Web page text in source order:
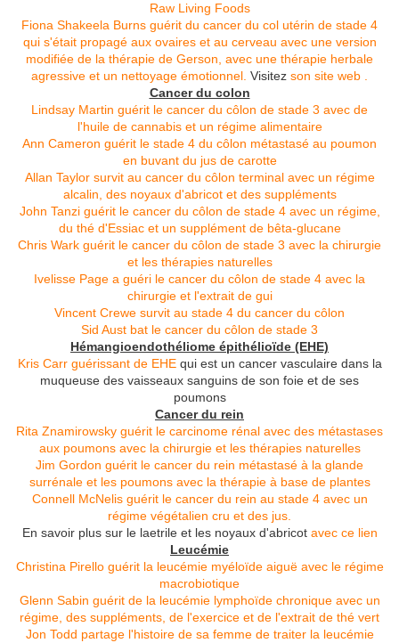
Raw Living Foods
Fiona Shakeela Burns guérit du cancer du col utérin de stade 4
qui s'était propagé aux ovaires et au cerveau avec une version
modifiée de la thérapie de Gerson, avec une thérapie herbale
agressive et un nettoyage émotionnel. Visitez son site web
Cancer du colon
Lindsay Martin guérit le cancer du côlon de stade 3 avec de
l'huile de cannabis et un régime alimentaire
Ann Cameron guérit le stade 4 du côlon métastasé au poumon
en buvant du jus de carotte
Allan Taylor survit au cancer du côlon terminal avec un régime
alcalin, des noyaux d'abricot et des suppléments
John Tanzi guérit le cancer du côlon de stade 4 avec un régime,
du thé d'Essiac et un supplément de bêta-glucane
Chris Wark guérit le cancer du côlon de stade 3 avec la chirurgie
et les thérapies naturelles
Ivelisse Page a guéri le cancer du côlon de stade 4 avec la
chirurgie et l'extrait de gui
Vincent Crewe survit au stade 4 du cancer du côlon
Sid Aust bat le cancer du côlon de stade 3
Hémangioendothéliome épithélioïde (EHE)
Kris Carr guérissant de EHE qui est un cancer vasculaire dans la
muqueuse des vaisseaux sanguins de son foie et de ses
poumons
Cancer du rein
Rita Znamirowsky guérit le carcinome rénal avec des métastases
aux poumons avec la chirurgie et les thérapies naturelles
Jim Gordon guérit le cancer du rein métastasé à la glande
surrénale et les poumons avec la thérapie à base de plantes
Connell McNelis guérit le cancer du rein au stade 4 avec un
régime végétalien cru et des jus.
En savoir plus sur le laetrile et les noyaux d'abricot avec ce lien
Leucémie
Christina Pirello guérit la leucémie myéloïde aiguë avec le régime
macrobiotique
Glenn Sabin guérit de la leucémie lymphoïde chronique avec un
régime, des suppléments, de l'exercice et de l'extrait de thé vert
Jon Todd partage l'histoire de sa femme de traiter la leucémie